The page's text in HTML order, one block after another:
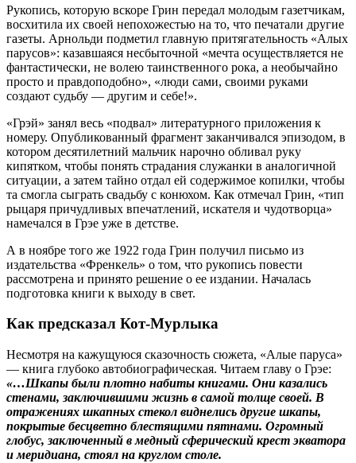
Рукопись, которую вскоре Грин передал молодым газетчикам,
восхитила их своей непохожестью на то, что печатали другие
газеты. Арнольди подметил главную притягательность «Алых
парусов»: казавшаяся несбыточной «мечта осуществляется не
фантастически, не волею таинственного рока, а необычайно
просто и правдоподобно», «люди сами, своими руками
создают судьбу — другим и себе!».
«Грэй» занял весь «подвал» литературного приложения к
номеру. Опубликованный фрагмент заканчивался эпизодом, в
котором десятилетний мальчик нарочно обливал руку
кипятком, чтобы понять страдания служанки в аналогичной
ситуации, а затем тайно отдал ей содержимое копилки, чтобы
та смогла сыграть свадьбу с конюхом. Как отмечал Грин, «тип
рыцаря причудливых впечатлений, искателя и чудотворца»
намечался в Грэе уже в детстве.
А в ноябре того же 1922 года Грин получил письмо из
издательства «Френкель» о том, что рукопись повести
рассмотрена и принято решение о ее издании. Началась
подготовка книги к выходу в свет.
Как предсказал Кот-Мурлыка
Несмотря на кажущуюся сказочность сюжета, «Алые паруса»
— книга глубоко автобиографическая. Читаем главу о Грэе:
«…Шкапы были плотно набиты книгами. Они казались
стенами, заключившими жизнь в самой толще своей. В
отражениях шкапных стекол виднелись другие шкапы,
покрытые бесцветно блестящими пятнами. Огромный
глобус, заключенный в медный сферический крест экватора
и меридиана, стоял на круглом столе.